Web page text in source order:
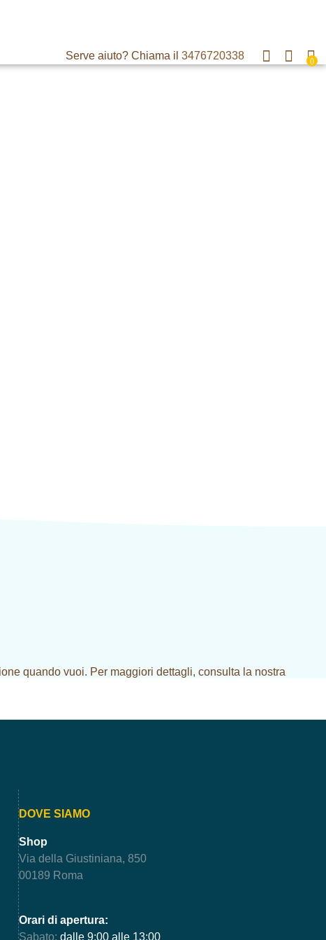
0
Serve aiuto? Chiama il 3476720338
quando vuoi. Per maggiori dettagli, consulta la nostra
DOVE SIAMO
Shop
Via della Giustiniana, 850
00189 Roma
Orari di apertura:
Sabato: dalle 9:00 alle 13:00